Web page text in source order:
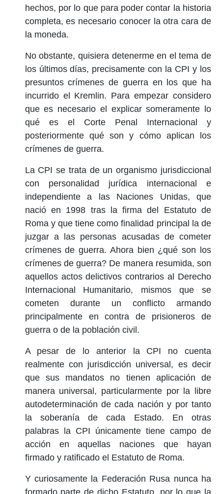
hechos, por lo que para poder contar la historia
completa, es necesario conocer la otra cara de
la moneda.
No obstante, quisiera detenerme en el tema de
los últimos días, precisamente con la CPI y los
presuntos crímenes de guerra en los que ha
incurrido el Kremlin. Para empezar considero
que es necesario el explicar someramente lo
qué es el Corte Penal Internacional y
posteriormente qué son y cómo aplican los
crímenes de guerra.
La CPI se trata de un organismo jurisdiccional
con personalidad jurídica internacional e
independiente a las Naciones Unidas, que
nació en 1998 tras la firma del Estatuto de
Roma y que tiene como finalidad principal la de
juzgar a las personas acusadas de cometer
crímenes de guerra. Ahora bien ¿qué son los
crímenes de guerra? De manera resumida, son
aquellos actos delictivos contrarios al Derecho
Internacional Humanitario, mismos que se
cometen durante un conflicto armando
principalmente en contra de prisioneros de
guerra o de la población civil.
A pesar de lo anterior la CPI no cuenta
realmente con jurisdicción universal, es decir
que sus mandatos no tienen aplicación de
manera universal, particularmente por la libre
autodeterminación de cada nación y por tanto
la soberanía de cada Estado. En otras
palabras la CPI únicamente tiene campo de
acción en aquellas naciones que hayan
firmado y ratificado el Estatuto de Roma.
Y curiosamente la Federación Rusa nunca ha
formado parte de dicho Estatuto, por lo que la